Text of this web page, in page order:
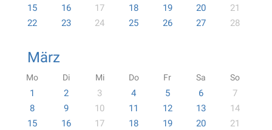
15
16 17 18 19 20
21
22
23 24 25 26 27 28
März
Mo Di Mi Do Fr Sa So
1 2 3 4 5 6
7
8
9 10 11 12 13
14
15
16 17 18 19 20
21